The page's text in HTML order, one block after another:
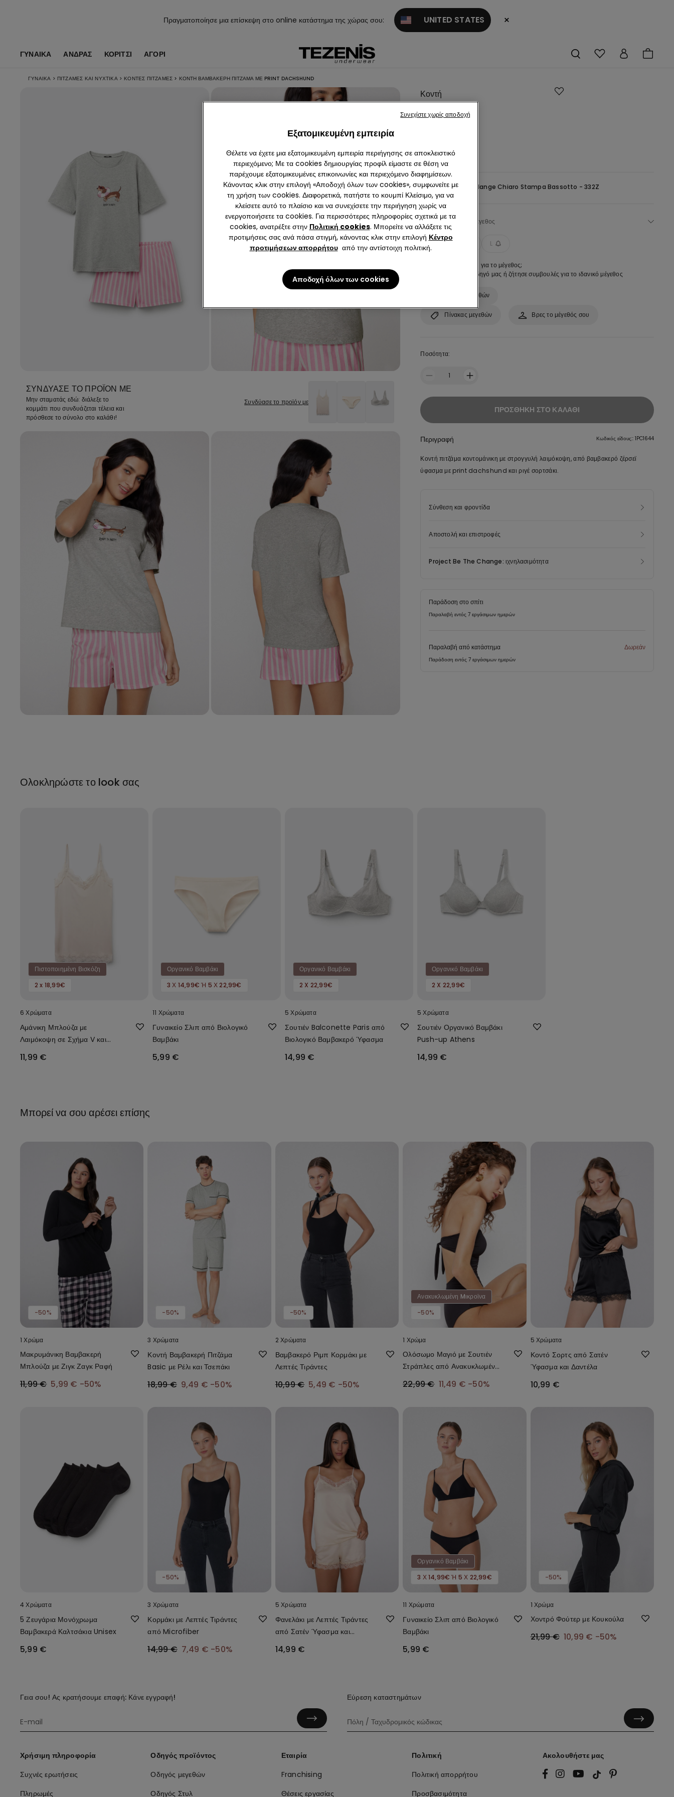
Πραγματοποίησε μια επίσκεψη στο online κατάστημα της χώρας σου: UNITED STATES ×
ΓΥΝΑΙΚΑ ΑΝΔΡΑΣ ΚΟΡΊΤΣΙ ΑΓΌΡΙ
ΓΥΝΑΙΚΑ > ΠΙΤΖΆΜΕΣ ΚΑΙ ΝΥΧΤΙΚΆ > ΚΟΝΤΈΣ ΠΙΤΖΆΜΕΣ > ΚΟΝΤΉ ΒΑΜΒΑΚΕΡΉ ΠΙΤΖΆΜΑ ΜΕ PRINT DACHSHUND
ΣΥΝΔΎΑΣΕ ΤΟ ΠΡΟΪΌΝ ΜΕ
Μην σταματάς εδώ: διάλεξε το
κομμάτι που συνδυάζεται τέλεια και
πρόσθεσε το σύνολο στο καλάθι!
Συνδύασε το προϊόν με
Κοντή
Πιτζάμα με
Dachshund
Χρώμα:-Grigio Melange Chiaro Stampa Bassotto - 332Z
Μέγεθος: Επέλεξε μέγεθος
S L
Δεν είσαι σίγουρος/η για το μέγεθος;
Συμβουλέψου τον οδηγό μας ή ζήτησε συμβουλές για το ιδανικό μέγεθος
Πίνακας μεγεθών
Βρες το μέγεθός σου
Πίνακας μεγεθών
Ποσότητα:
1
ΠΡΟΣΘΉΚΗ ΣΤΟ ΚΑΛΆΘΙ
Περιγραφή Κωδικός είδους:: 1PC1644
Κοντή πιτζάμα κοντομάνικη με στρογγυλή λαιμόκοψη, από βαμβακερό ζέρσεϊ
ύφασμα με print dachshund και ριγέ σορτσάκι.
Σύνθεση και φροντίδα
Αποστολή και επιστροφές
Project Be The Change: ιχνηλασιμότητα
Παράδοση στο σπίτι
Παραλαβή εντός 7 εργάσιμων ημερών
Παραλαβή από κατάστημα Δωρεάν
Παράδοση εντός 7 εργάσιμων ημερών
Ολοκληρώστε το look σας
Πιστοποιημένη Βισκόζη
2 x 18,99€
6 Χρώματα
Αμάνικη Μπλούζα με
Λαιμόκοψη σε Σχήμα V και
Λεπτές Τιράντες από Βισκόζη
με Δαντέλα
11,99 €
Οργανικό Βαμβάκι
3 Χ 14,99€ Ή 5 Χ 22,99€
11 Χρώματα
Γυναικείο Σλιπ από Βιολογικό
Βαμβάκι
5,99 €
Οργανικό Βαμβάκι
2 X 22,99€
5 Χρώματα
Σουτιέν Balconette Paris από
Βιολογικό Βαμβακερό Ύφασμα
14,99 €
Οργανικό Βαμβάκι
2 X 22,99€
5 Χρώματα
Σουτιέν Οργανικό Βαμβάκι
Push-up Athens
14,99 €
Μπορεί να σου αρέσει επίσης
-50%
1 Χρώμα
Μακρυμάνικη Βαμβακερή
Μπλούζα με Ζιγκ Ζαγκ Ραφή
11,99 € 5,99 € -50%
-50%
3 Χρώματα
Κοντή Βαμβακερή Πιτζάμα
Basic με Ρέλι και Τσεπάκι
18,99 € 9,49 € -50%
-50%
2 Χρώματα
Βαμβακερό Ριμπ Κορμάκι με
Λεπτές Τιράντες
10,99 € 5,49 € -50%
Ανακυκλωμένη Mικροϊνα
-50%
1 Χρώμα
Ολόσωμο Μαγιό με Σουτιέν
Στράπλες από Ανακυκλωμένο
22,99 € 11,49 € -50%
5 Χρώματα
Κοντό Σορτς από Σατέν
Ύφασμα και Δαντέλα
10,99 €
4 Χρώματα
5 Ζευγάρια Μονόχρωμα
Βαμβακερά Καλτσάκια Unisex
5,99 €
-50%
3 Χρώματα
Κορμάκι με Λεπτές Τιράντες
από Microfiber
14,99 € 7,49 € -50%
5 Χρώματα
Φανελάκι με Λεπτές Τιράντες
από Σατέν Ύφασμα και
Δαντέλα
14,99 €
Οργανικό Βαμβάκι
3 Χ 14,99€ Ή 5 Χ 22,99€
11 Χρώματα
Γυναικείο Σλιπ από Βιολογικό
Βαμβάκι
5,99 €
-50%
1 Χρώμα
Χοντρό Φούτερ με Κουκούλα
21,99 € 10,99 € -50%
Γεια σου! Ας κρατήσουμε επαφή: Κάνε εγγραφή! Εύρεση καταστημάτων
Χρήσιμη πληροφορία
Συχνές ερωτήσεις
Πληρωμές
Οδηγός προϊόντος
Οδηγός μεγεθών
Οδηγός Στυλ
Εταιρία
Franchising
Θέσεις εργασίας
Πολιτική
Πολιτική απορρήτου
Προσβασιμότητα
Ακολουθήστε μας
Εξατομικευμένη εμπειρία
Θέλετε να έχετε μια εξατομικευμένη εμπειρία περιήγησης σε αποκλειστικό
περιεχόμενο; Με τα cookies δημιουργίας προφίλ είμαστε σε θέση να
παρέχουμε εξατομικευμένες επικοινωνίες και περιεχόμενο διαφημίσεων.
Κάνοντας κλικ στην επιλογή «Αποδοχή όλων των cookies», συμφωνείτε με
τη χρήση των cookies. Διαφορετικά, πατήστε το κουμπί Κλείσιμο, για να
κλείσετε αυτό το πλαίσιο και να συνεχίσετε την περιήγηση χωρίς να
ενεργοποιήσετε τα cookies. Για περισσότερες πληροφορίες σχετικά με τα
cookies, ανατρέξτε στην Πολιτική cookies. Μπορείτε να αλλάξετε τις
προτιμήσεις σας ανά πάσα στιγμή, κάνοντας κλικ στην επιλογή Κέντρο
προτιμήσεων απορρήτουαπό την αντίστοιχη πολιτική.
Αποδοχή όλων των cookies
Συνεχίστε χωρίς αποδοχή